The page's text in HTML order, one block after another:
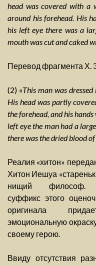
head was covered with a
around his forehead. His
his left eye there was a
mouth was cut and caked
Перевод фрагмента Х.
(2) «This man was
His head was partly
the forehead, and his
left eye the man had a
there was the dried blood
Реалия «хитон»
Хитон Иешуа
нищий философ.
суффикс этого
оригинала
эмоциональную
своему герою.
Ввиду отсутствия